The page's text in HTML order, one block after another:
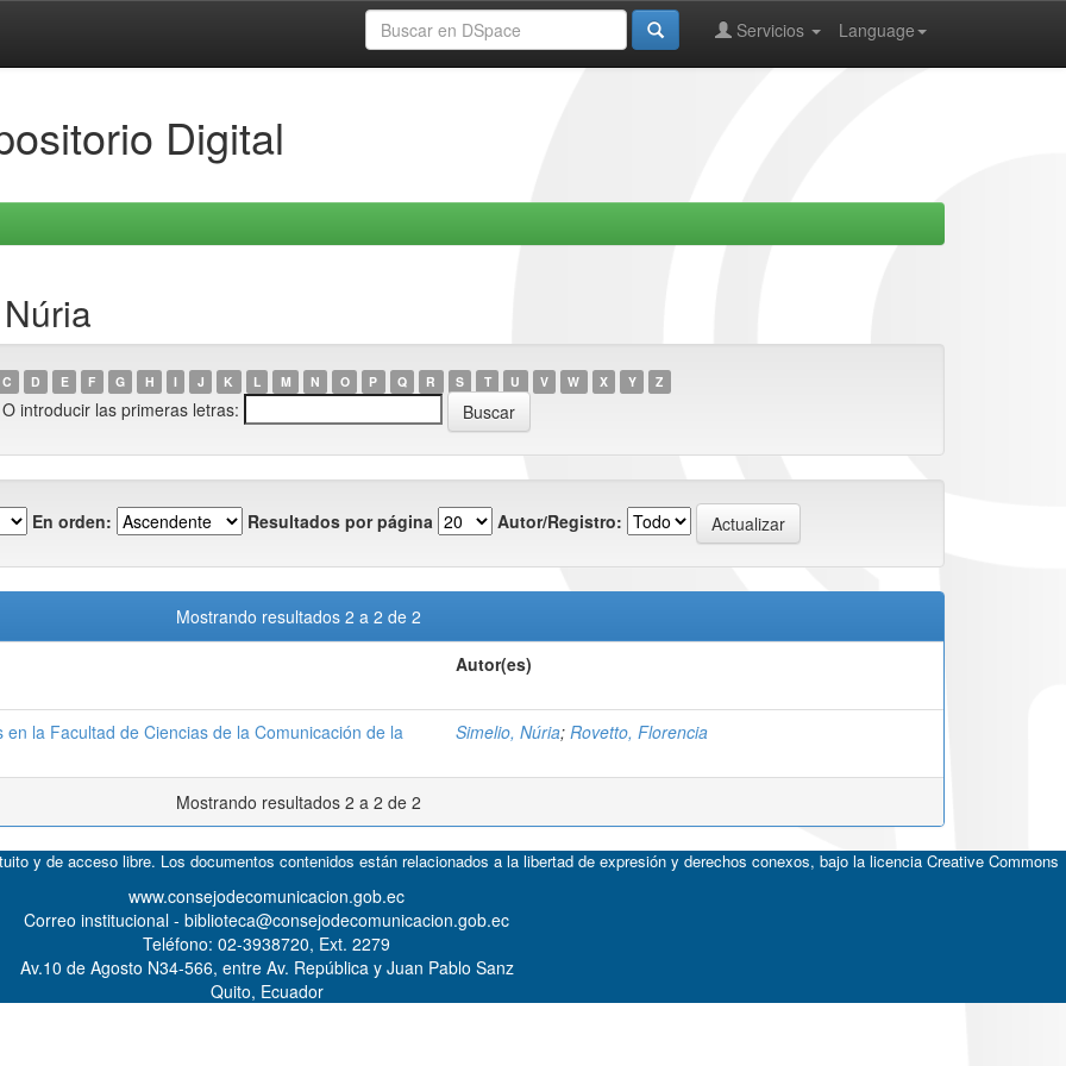
Language
Servicios
Digital
C D E F G H I J K L M N O P Q R S T U V W X Y Z
O introducir las primeras letras:
En orden: Resultados por página Autor/Registro:
Mostrando resultados 2 a 2 de 2
Autor(es)
la Facultad de Ciencias de la Comunicación de la
Simelio, Núria; Rovetto, Florencia
Mostrando resultados 2 a 2 de 2
y de acceso libre. Los documentos contenidos están relacionados a la libertad de expresión y derechos conexos, bajo la licencia Creative Commons
www.consejodecomunicacion.gob.ec
Correo institucional - biblioteca@consejodecomunicacion.gob.ec
Teléfono: 02-3938720, Ext. 2279
Av.10 de Agosto N34-566, entre Av. República y Juan Pablo Sanz
Quito, Ecuador